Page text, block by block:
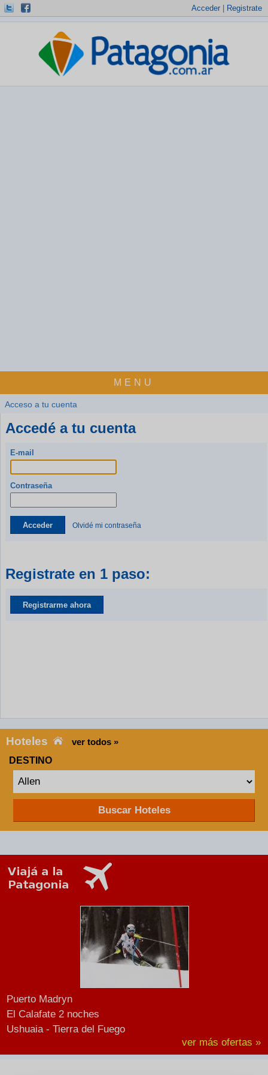
Acceder Registrate
MENU
Acceso a tu cuenta
Accedé a tu cuenta
E-mail
Contraseña
Acceder Olvidé mi contraseña
Registrate en 1 paso:
Registrarme ahora
Hoteles
ver todos »
DESTINO
Buscar Hoteles
Puerto Madryn
El Calafate 2 noches
Ushuaia - Tierra del Fuego
ver más ofertas »